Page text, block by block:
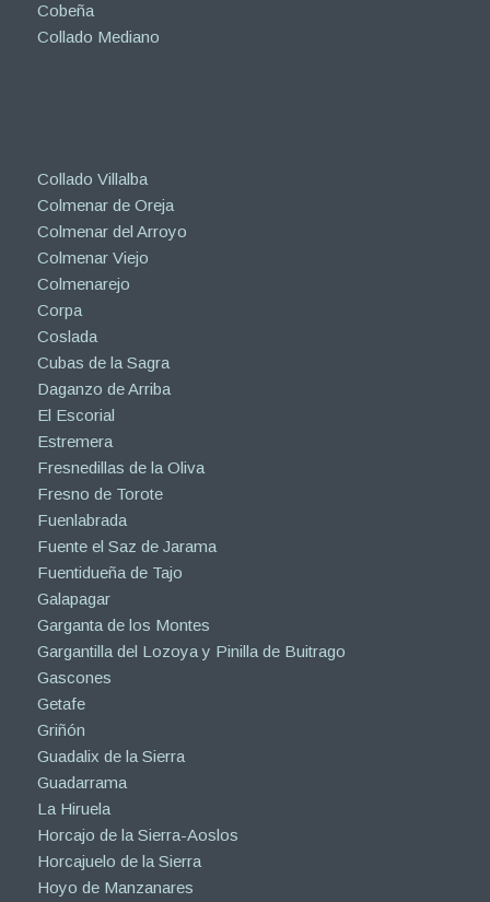
Cobeña
Collado Mediano
Collado Villalba
Colmenar de Oreja
Colmenar del Arroyo
Colmenar Viejo
Colmenarejo
Corpa
Coslada
Cubas de la Sagra
Daganzo de Arriba
El Escorial
Estremera
Fresnedillas de la Oliva
Fresno de Torote
Fuenlabrada
Fuente el Saz de Jarama
Fuentidueña de Tajo
Galapagar
Garganta de los Montes
Gargantilla del Lozoya y Pinilla de Buitrago
Gascones
Getafe
Griñón
Guadalix de la Sierra
Guadarrama
La Hiruela
Horcajo de la Sierra-Aoslos
Horcajuelo de la Sierra
Hoyo de Manzanares